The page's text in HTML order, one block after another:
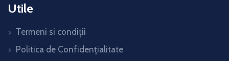
Utile
Termeni si condiții
Politica de Confidențialitate